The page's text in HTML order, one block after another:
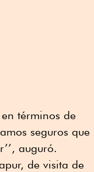
términos de
seguros que
auguró.
de visita de